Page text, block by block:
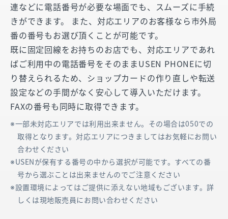
連などに電話番号が必要な場面でも、スムーズに手続
きができます。 また、対応エリアのお客様なら市外局
番の番号もお選び頂くことが可能です。
既に固定回線をお持ちのお店でも、対応エリアであれ
ばご利用中の電話番号をそのままUSEN PHONEに切
り替えられるため、ショップカードの作り直しや転送
設定などの手間がなく安心して導入いただけます。
FAXの番号も同時に取得できます。
一部未対応エリアでは利用出来ません。その場合は050での
取得となります。対応エリアにつきましてはお気軽にお問い
合わせください
USENが保有する番号の中から選択が可能です。すべての番
号から選ぶことは出来ませんのでご注意ください
設置環境によってはご提供に添えない地域もございます。詳
しくは現地販売員にお問い合わせください